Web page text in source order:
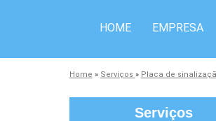
HOME EMPRESA
Home » Serviços » Placa de
Serviços